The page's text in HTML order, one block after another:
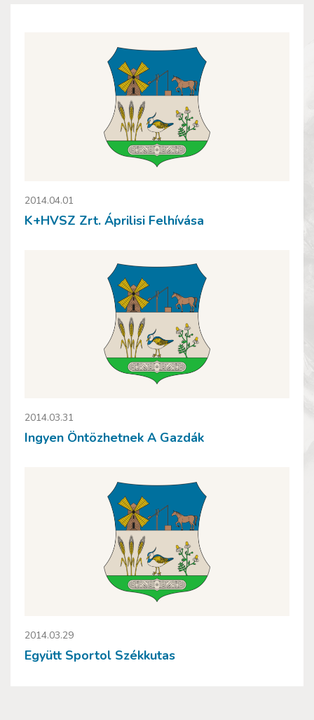
2014.04.01
K+HVSZ Zrt. Áprilisi Felhívása
2014.03.31
Ingyen Öntözhetnek A Gazdák
2014.03.29
Együtt Sportol Székkutas